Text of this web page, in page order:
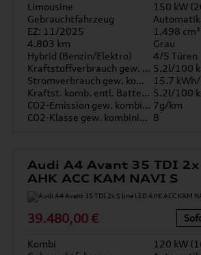
Limousine
150 kW
Gebrauchtfahrzeug
Automatik
EZ: 11/2025
1.498 cm³
4.803 km
Grau
Hybrid (Benzin/Elektro)
4/5 Türen
Kraftstoffverbrauch gew. kombiniert 5.2l/100
Stromverbrauch gew. kombiniert
15.7
Kraftst. komb. entl. Batterie 5.2l/100
CO2-Emission gew. kombiniert 7g/km
CO2-Klasse gew. kombiniert B
Audi A4 Avant 35 TDI 2x
AHK ACC KAM NAVI S
39.480,00 €
Kombi
120 kW